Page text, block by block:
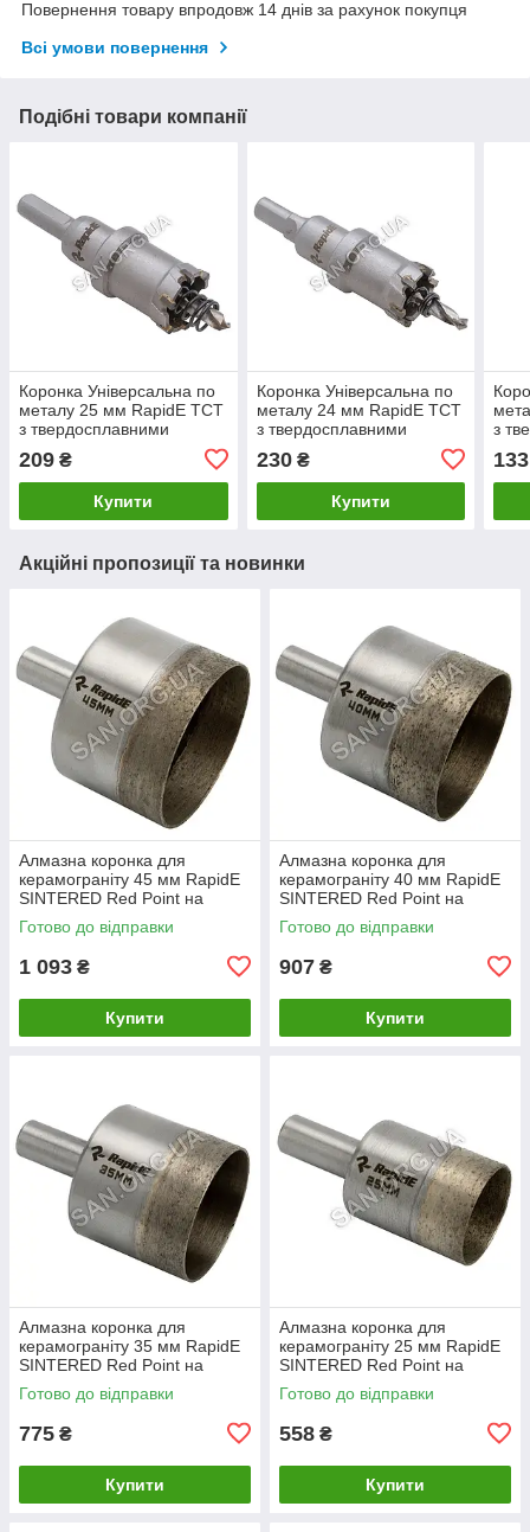
Повернення товару впродовж 14 днів за рахунок покупця
Всі умови повернення
Подібні товари компанії
Коронка Універсальна по
металу 25 мм RapidE TCT
з твердосплавними
209 ₴
Купити
Коронка Універсальна по
металу 24 мм RapidE TCT
з твердосплавними
230₴
Купити
з
133
Акційні пропозиції та новинки
Алмазна коронка для
керамограніту 45 мм RapidE
SINTERED Red Point на
Дриль
Готово до відправки
1 093 ₴
Купити
Алмазна коронка для
керамограніту 40 мм RapidE
SINTERED Red Point на
Дриль
Готово до відправки
907 ₴
Купити
Алмазна коронка для
керамограніту 35 мм RapidE
SINTERED Red Point на
Дриль
Готово до відправки
775 ₴
Купити
Алмазна коронка для
керамограніту 25 мм RapidE
SINTERED Red Point на
Дриль
Готово до відправки
558 ₴
Купити